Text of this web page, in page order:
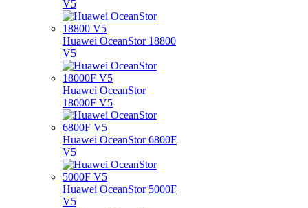
V5
Huawei OceanStor 18800
V5
Huawei OceanStor
18000F V5
Huawei OceanStor 6800F
V5
Huawei OceanStor 5000F
V5